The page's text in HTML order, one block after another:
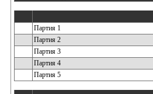
Партия 1
Партия 2
Партия 3
Партия 4
Партия 5